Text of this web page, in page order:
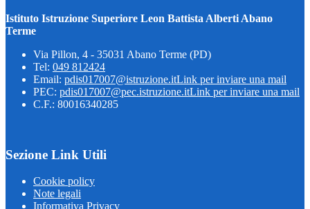
Istituto Istruzione Superiore Leon Battista Alberti Abano
Terme
Via Pillon, 4 - 35031 Abano Terme (PD)
Tel: 049 812424
Email: pdis017007@istruzione.itLink per inviare una mail
PEC: pdis017007@pec.istruzione.itLink per inviare una mail
C.F.: 80016340285
Sezione Link Utili
Cookie policy
Note legali
Informativa Privacy